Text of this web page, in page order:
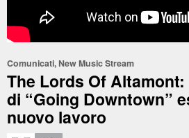
Comunicati, New Music Stream
The Lords Of
di “Going Downtown”
nuovo lavoro